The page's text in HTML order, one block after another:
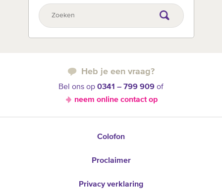
Heb je een vraag?
Bel ons op 0341 – 799 909 of
neem online contact op
Colofon
Proclaimer
Privacy verklaring